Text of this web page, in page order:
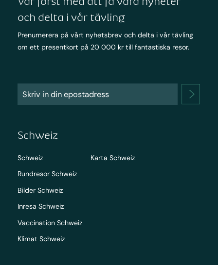
och delta i vår tävling
Prenumerera på vårt nyhetsbrev och delta i vår tävling
om ett presentkort på 20 000 kr till fantastiska resor.
Schweiz
Schweiz
Rundresor Schweiz
Bilder Schweiz
Inresa Schweiz
Vaccination Schweiz
Klimat Schweiz
Karta Schweiz